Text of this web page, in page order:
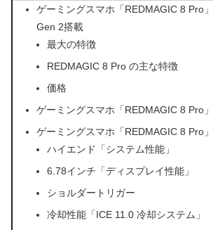
ゲーミングスマホ「REDMAGIC 8 Pro
Gen 2搭載
最大の特徴
REDMAGIC 8 Pro の主な特徴
価格
ゲーミングスマホ「REDMAGIC 8 Pro
ゲーミングスマホ「REDMAGIC 8 Pro
ハイエンド「システム性能」
6.78インチ「ディスプレイ性能」
ショルダートリガー
冷却性能「ICE 11.0 冷却システム」